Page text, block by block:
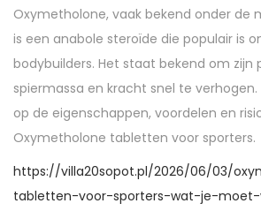
s
t
e
d
o
n
s
t
e
d
i
n
Oxymetholone, vaak bekend onder de
is een anabole steroïde die populair is
bodybuilders. Het staat bekend om zijn
spiermassa en kracht snel te
op de eigenschappen, voordelen en
Oxymetholone tabletten voor sporters.
https://villa20sopot.pl/2026/06/03/
tabletten-voor-sporters-wat-je-